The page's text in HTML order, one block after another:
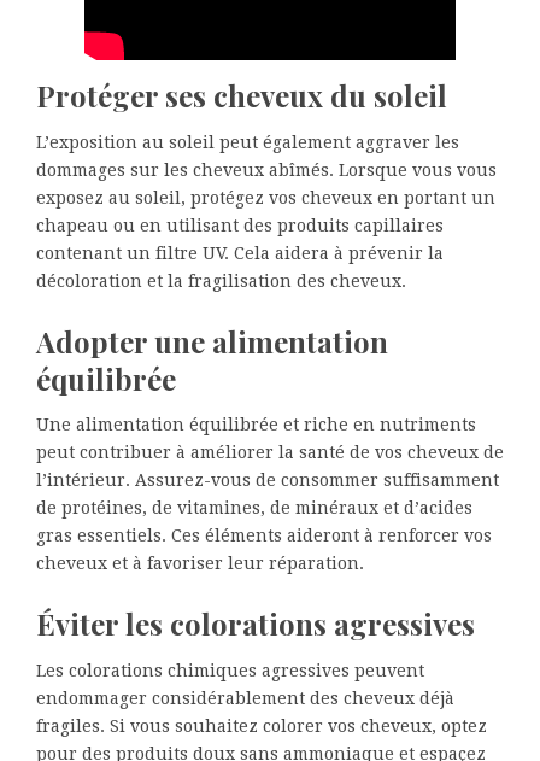
Protéger ses cheveux du soleil
L’exposition au soleil peut également aggraver les
dommages sur les cheveux abîmés. Lorsque vous vous
exposez au soleil, protégez vos cheveux en portant un
chapeau ou en utilisant des produits capillaires
contenant un filtre UV. Cela aidera à prévenir la
décoloration et la fragilisation des cheveux.
Adopter une alimentation
équilibrée
Une alimentation équilibrée et riche en nutriments
peut contribuer à améliorer la santé de vos cheveux de
l’intérieur. Assurez-vous de consommer suffisamment
de protéines, de vitamines, de minéraux et d’acides
gras essentiels. Ces éléments aideront à renforcer vos
cheveux et à favoriser leur réparation.
Éviter les colorations agressives
Les colorations chimiques agressives peuvent
endommager considérablement des cheveux déjà
fragiles. Si vous souhaitez colorer vos cheveux, optez
pour des produits doux sans ammoniaque et espaçez